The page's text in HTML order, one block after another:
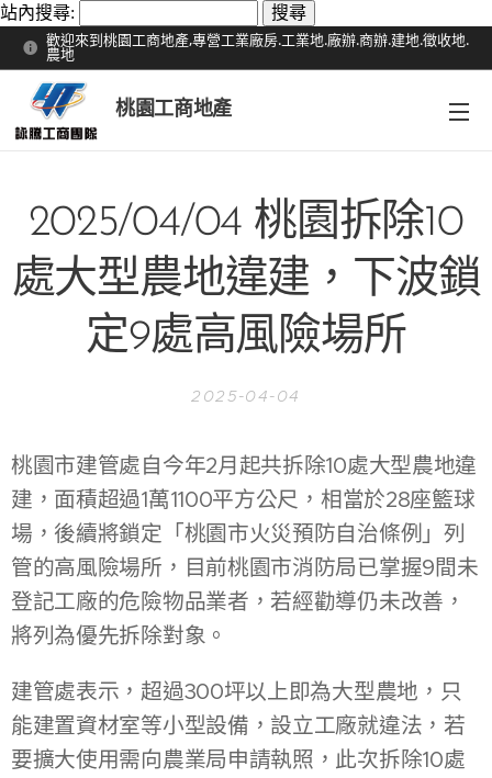
站內搜尋:
歡迎來到桃園工商地產,專營工業廠房.工業地.廠辦.商辦.建地.徵收地.
農地
桃園工商地產
2025/04/04 桃園拆除10
處大型農地違建，下波鎖
定9處高風險場所
2025-04-04
桃園市建管處自今年2月起共拆除10處大型農地違
建，面積超過1萬1100平方公尺，相當於28座籃球
場，後續將鎖定「桃園市火災預防自治條例」列
管的高風險場所，目前桃園市消防局已掌握9間未
登記工廠的危險物品業者，若經勸導仍未改善，
將列為優先拆除對象。
建管處表示，超過300坪以上即為大型農地，只
能建置資材室等小型設備，設立工廠就違法，若
要擴大使用需向農業局申請執照，此次拆除10處